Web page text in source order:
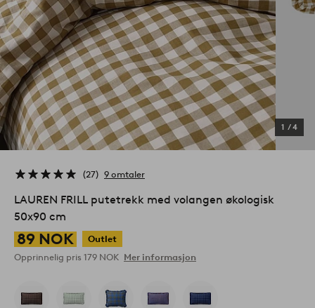
1 /4
27 9 omtaler
LAUREN FRILL putetrekk med volangen økologisk
50x90 cm
89 NOK
Outlet
Opprinnelig pris 179 NOK Mer informasjon